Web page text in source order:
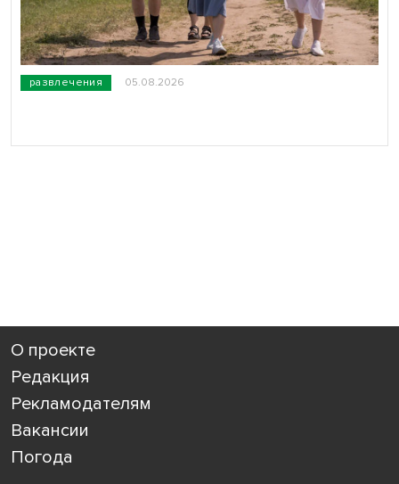
развлечения 05.08.2026
О проекте
Редакция
Рекламодателям
Вакансии
Погода